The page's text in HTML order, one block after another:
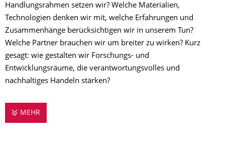
Handlungsrahmen setzen wir? Welche Materialien,
Technologien denken wir mit, welche Erfahrungen und
Zusammenhänge berücksichtigen wir in unserem Tun?
Welche Partner brauchen wir um breiter zu wirken? Kurz
gesagt: wie gestalten wir Forschungs- und
Entwicklungsräume, die verantwortungsvolles und
nachhaltiges Handeln stärken?
MEHR